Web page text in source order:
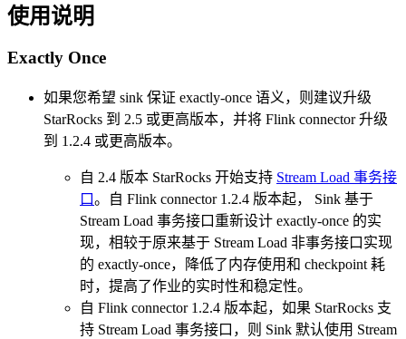
使用说明
Exactly Once
如果您希望 sink 保证 exactly-once 语义，则建议升级
StarRocks 到 2.5 或更高版本，并将 Flink connector 升级
到 1.2.4 或更高版本。
自 2.4 版本 StarRocks 开始支持 Stream Load 事务接
口。自 Flink connector 1.2.4 版本起， Sink 基于
Stream Load 事务接口重新设计 exactly-once 的实
现，相较于原来基于 Stream Load 非事务接口实现
的 exactly-once，降低了内存使用和 checkpoint 耗
时，提高了作业的实时性和稳定性。
自 Flink connector 1.2.4 版本起，如果 StarRocks 支
持 Stream Load 事务接口，则 Sink 默认使用 Stream